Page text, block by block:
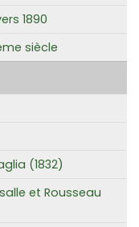
1890
siècle
(1832)
et Rousseau